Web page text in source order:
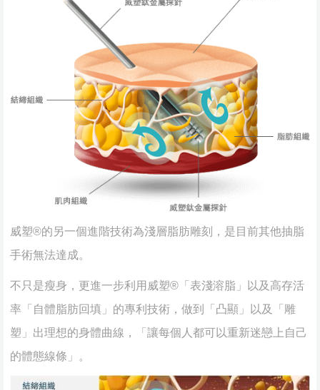
威塑®的另一個進階技術為淺層脂肪雕刻，是目前其他抽脂
手術無法達成。
不只是瘦身，更進一步利用威塑®「表淺溶脂」以及高存活
率「自體脂肪回填」的專利技術，做到「凸顯」以及「雕
塑」出理想的身體曲線，「讓每個人都可以重新迷戀上自己
的體態線條」。